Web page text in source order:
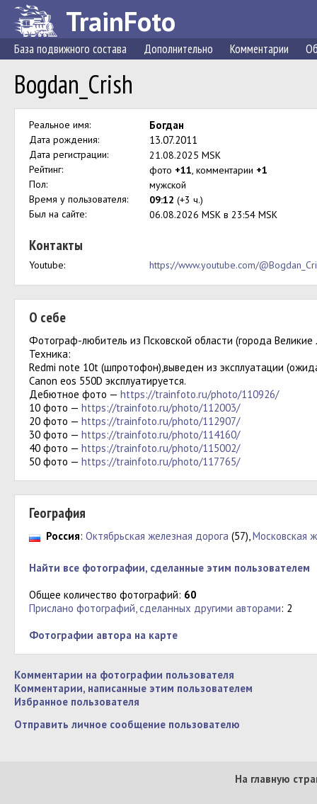
TrainFoto
База подвижного состава Дополнительно Комментарии
Bogdan_Crish
Реальное имя: Богдан
Дата рождения: 13.07.2011
Дата регистрации:
21.08.2025 MSK
Рейтинг:
фото +11, комментарии +1
Пол:
мужской
Время у пользователя:
09:12 (+3 ч.)
Был на сайте:
06.08.2026 MSK в 23:54 MSK
Контакты
Youtube: https://www.youtube.com/
О себе
Фотограф-любитель из Псковской области (города Великие
Техника:
Redmi note 10t (шпротофон),выведен из эксплуатации
Canon eos 550D эксплуатируется.
Дебютное фото — https://trainfoto.ru/photo/110926/
10 фото — https://trainfoto.ru/photo/112003/
20 фото — https://trainfoto.ru/photo/112907/
30 фото — https://trainfoto.ru/photo/114160/
40 фото — https://trainfoto.ru/photo/115002/
50 фото — https://trainfoto.ru/photo/117765/
География
Россия: Октябрьская железная дорога (57),Московская
Найти все фотографии, сделанные этим пользователем
Общее количество фотографий: 60
Прислано фотографий, сделанных другими авторами: 2
Фотографии автора на карте
Комментарии на фотографии пользователя
Комментарии, написанные этим пользователем
Избранное пользователя
Отправить личное сообщение пользователю
На главную